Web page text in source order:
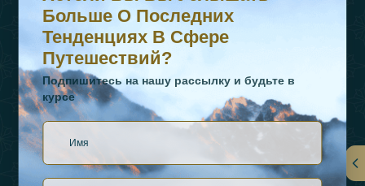
+971552944761
Больше О Последних
Тенденциях В Сфере
Путешествий?
Подпишитесь на нашу рассылку и будьте в
курсе